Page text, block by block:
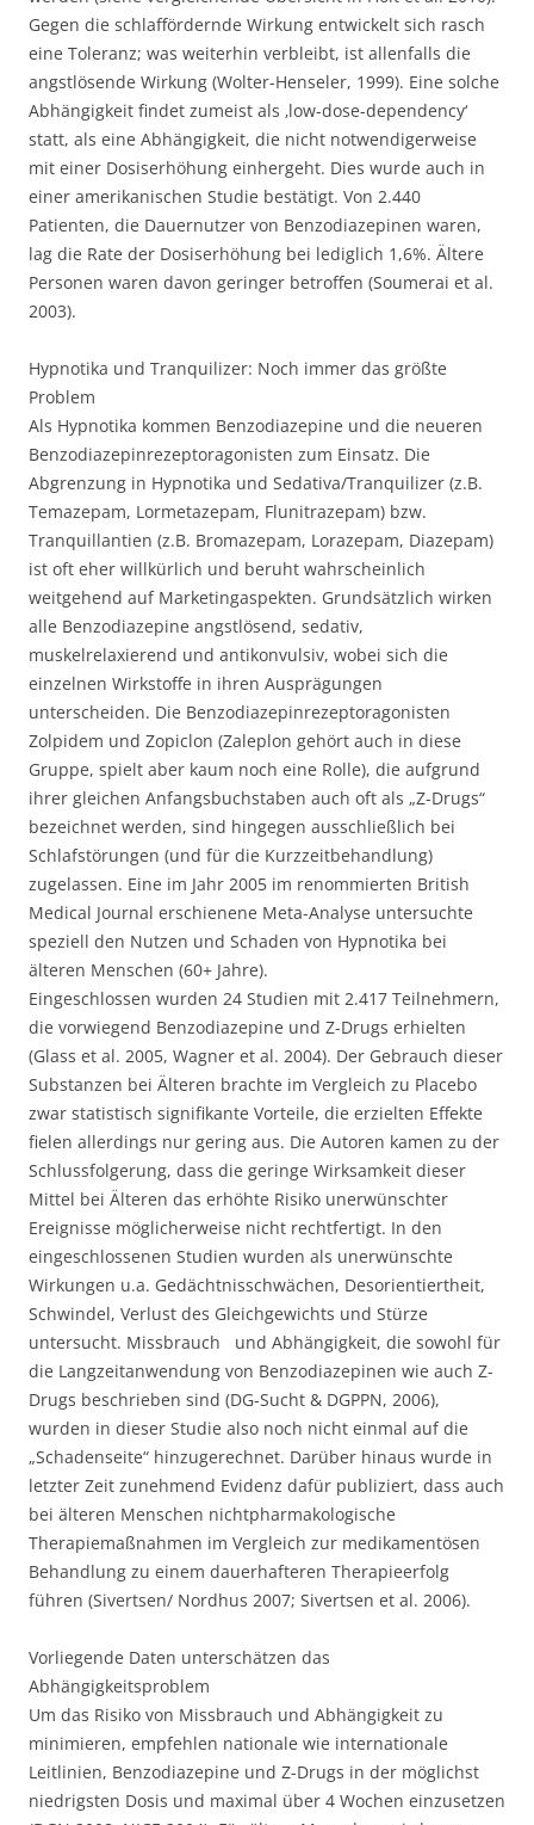
Gegen die schlaffördernde Wirkung entwickelt sich rasch
eine Toleranz; was weiterhin verbleibt, ist allenfalls die
angstlösende Wirkung (Wolter-Henseler, 1999). Eine solche
Abhängigkeit findet zumeist als ‚low-dose-dependency‘
statt, als eine Abhängigkeit, die nicht notwendigerweise
mit einer Dosiserhöhung einhergeht. Dies wurde auch in
einer amerikanischen Studie bestätigt. Von 2.440
Patienten, die Dauernutzer von Benzodiazepinen waren,
lag die Rate der Dosiserhöhung bei lediglich 1,6%. Ältere
Personen waren davon geringer betroffen (Soumerai et al.
2003).
Hypnotika und Tranquilizer: Noch immer das größte
Problem
Als Hypnotika kommen Benzodiazepine und die neueren
Benzodiazepinrezeptoragonisten zum Einsatz. Die
Abgrenzung in Hypnotika und Sedativa/Tranquilizer (z.B.
Temazepam, Lormetazepam, Flunitrazepam) bzw.
Tranquillantien (z.B. Bromazepam, Lorazepam, Diazepam)
ist oft eher willkürlich und beruht wahrscheinlich
weitgehend auf Marketingaspekten. Grundsätzlich wirken
alle Benzodiazepine angstlösend, sedativ,
muskelrelaxierend und antikonvulsiv, wobei sich die
einzelnen Wirkstoffe in ihren Ausprägungen
unterscheiden. Die Benzodiazepinrezeptoragonisten
Zolpidem und Zopiclon (Zaleplon gehört auch in diese
Gruppe, spielt aber kaum noch eine Rolle), die aufgrund
ihrer gleichen Anfangsbuchstaben auch oft als „Z-Drugs“
bezeichnet werden, sind hingegen ausschließlich bei
Schlafstörungen (und für die Kurzzeitbehandlung)
zugelassen. Eine im Jahr 2005 im renommierten British
Medical Journal erschienene Meta-Analyse untersuchte
speziell den Nutzen und Schaden von Hypnotika bei
älteren Menschen (60+ Jahre).
Eingeschlossen wurden 24 Studien mit 2.417 Teilnehmern,
die vorwiegend Benzodiazepine und Z-Drugs erhielten
(Glass et al. 2005, Wagner et al. 2004). Der Gebrauch dieser
Substanzen bei Älteren brachte im Vergleich zu Placebo
zwar statistisch signifikante Vorteile, die erzielten Effekte
fielen allerdings nur gering aus. Die Autoren kamen zu der
Schlussfolgerung, dass die geringe Wirksamkeit dieser
Mittel bei Älteren das erhöhte Risiko unerwünschter
Ereignisse möglicherweise nicht rechtfertigt. In den
eingeschlossenen Studien wurden als unerwünschte
Wirkungen u.a. Gedächtnisschwächen, Desorientiertheit,
Schwindel, Verlust des Gleichgewichts und Stürze
untersucht. Missbrauch und Abhängigkeit, die sowohl für
die Langzeitanwendung von Benzodiazepinen wie auch Z-
Drugs beschrieben sind (DG-Sucht & DGPPN, 2006),
wurden in dieser Studie also noch nicht einmal auf die
„Schadenseite“ hinzugerechnet. Darüber hinaus wurde in
letzter Zeit zunehmend Evidenz dafür publiziert, dass auch
bei älteren Menschen nichtpharmakologische
Therapiemaßnahmen im Vergleich zur medikamentösen
Behandlung zu einem dauerhafteren Therapieerfolg
führen (Sivertsen/ Nordhus 2007; Sivertsen et al. 2006).
Vorliegende Daten unterschätzen das
Abhängigkeitsproblem
Um das Risiko von Missbrauch und Abhängigkeit zu
minimieren, empfehlen nationale wie internationale
Leitlinien, Benzodiazepine und Z-Drugs in der möglichst
niedrigsten Dosis und maximal über 4 Wochen einzusetzen